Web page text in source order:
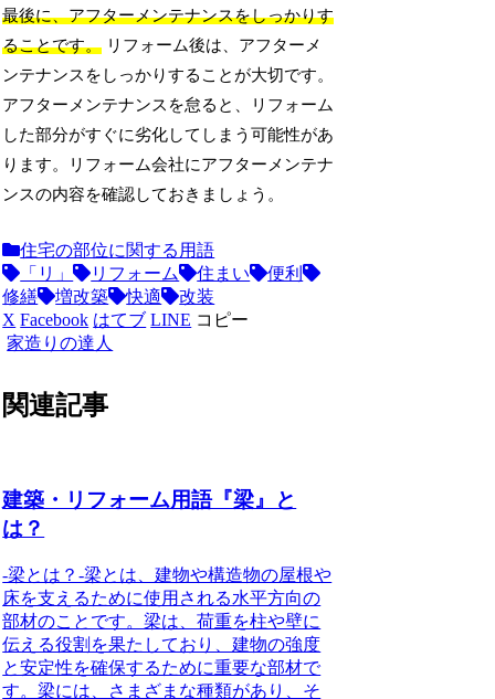
最後に、アフターメンテナンスをしっかりす
ることです。 リフォーム後は、アフターメ
ンテナンスをしっかりすることが大切です。
アフターメンテナンスを怠ると、リフォーム
した部分がすぐに劣化してしまう可能性があ
ります。リフォーム会社にアフターメンテナ
ンスの内容を確認しておきましょう。
住宅の部位に関する用語
「リ」
リフォーム 住まい
便利
修繕
増改築 快適
改装
X Facebook はてブ LINE コピー
家造りの達人
関連記事
建築・リフォーム用語『梁』と
は？
-梁とは？-梁とは、建物や構造物の屋根や
床を支えるために使用される水平方向の
部材のことです。梁は、荷重を柱や壁に
伝える役割を果たしており、建物の強度
と安定性を確保するために重要な部材で
す。梁には、さまざまな種類があり、そ